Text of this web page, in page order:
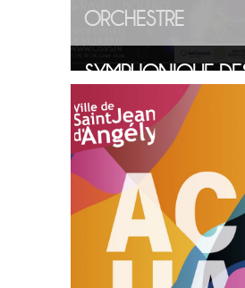
ORCHESTRE
SYMPHONIQUE
DE SAINTONGE
24/11/2024
PLUS
D'INFOS